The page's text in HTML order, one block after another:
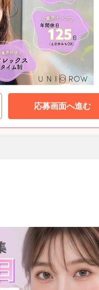
応募画面へ進む